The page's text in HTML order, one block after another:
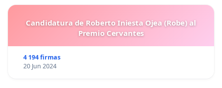
Candidatura de Roberto Iniesta Ojea (Robe) al
Premio Cervantes
4 194 firmas
20 Jun 2024